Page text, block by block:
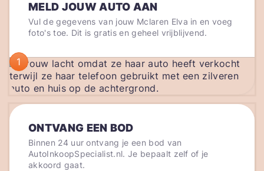
MELD JOUW AUTO AAN
Vul de gegevens van jouw Mclaren Elva in en voeg
foto's toe. Dit is gratis en geheel vrijblijvend.
1
ONTVANG EEN BOD
Binnen 24 uur ontvang je een bod van
AutoInkoopSpecialist.nl. Je bepaalt zelf of je
akkoord gaat.